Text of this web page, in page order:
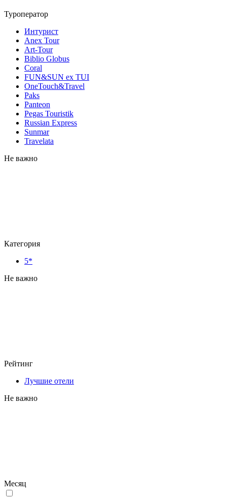
Туроператор
Интурист
Anex Tour
Art-Tour
Biblio Globus
Coral
FUN&SUN ex TUI
OneTouch&Travel
Paks
Panteon
Pegas Touristik
Russian Express
Sunmar
Travelata
Не важно
Категория
5*
Не важно
Рейтинг
Лучшие отели
Не важно
Месяц